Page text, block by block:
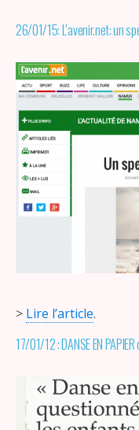
26/01/15: L’avenir.net: un
> Lire l’article.
17/01/12 : DANSE EN